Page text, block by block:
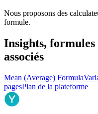
Nous proposons des
formule.
Insights, formules
associés
Mean (Average) Formula
pagesPlan de la plateforme